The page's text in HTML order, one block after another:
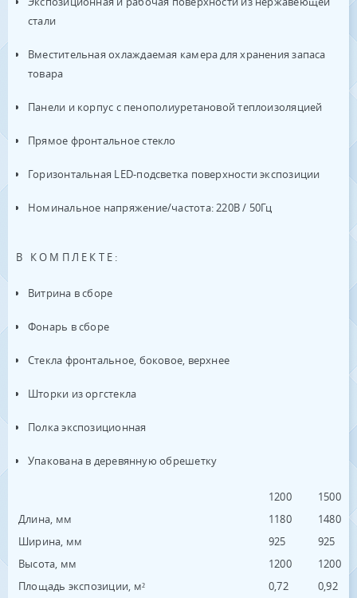
стали
Вместительная охлаждаемая камера для хранения запаса
товара
Панели и корпус с пенополиуретановой теплоизоляцией
Прямое фронтальное стекло
Горизонтальная LED-подсветка поверхности экспозиции
Номинальное напряжение/частота: 220В / 50Гц
В КОМПЛЕКТЕ:
Витрина в сборе
Фонарь в сборе
Стекла фронтальное, боковое, верхнее
Шторки из оргстекла
Полка экспозиционная
Упакована в деревянную обрешетку
1200
1500
Длина, мм
1180
1480
Ширина, мм
925
925
Высота, мм
1200
1200
Площадь экспозиции, м²
0,72 0,92